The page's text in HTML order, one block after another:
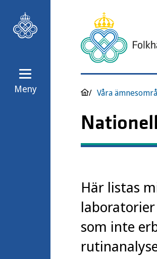
Meny Våra
Här listas
som inte